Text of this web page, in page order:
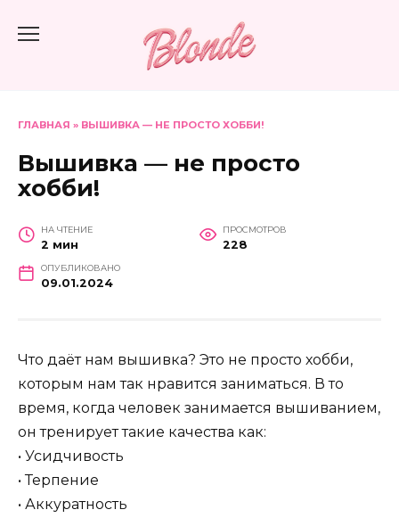
ГЛАВНАЯ » ВЫШИВКА — НЕ ПРОСТО ХОББИ!
Вышивка — не просто
хобби!
НА ЧТЕНИЕ
2 мин
ПРОСМОТРОВ
228
ОПУБЛИКОВАНО
09.01.2024
Что даёт нам вышивка? Это не просто хобби,
которым нам так нравится заниматься. В то
время, когда человек занимается вышиванием,
он тренирует такие качества как:
• Усидчивость
• Терпение
• Аккуратность